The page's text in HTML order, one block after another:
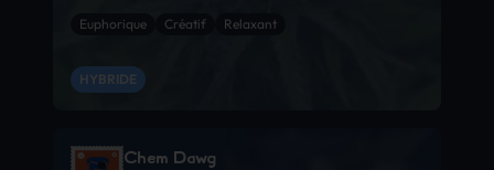
Euphorique Créatif Relaxant
HYBRIDE
Chem Dawg